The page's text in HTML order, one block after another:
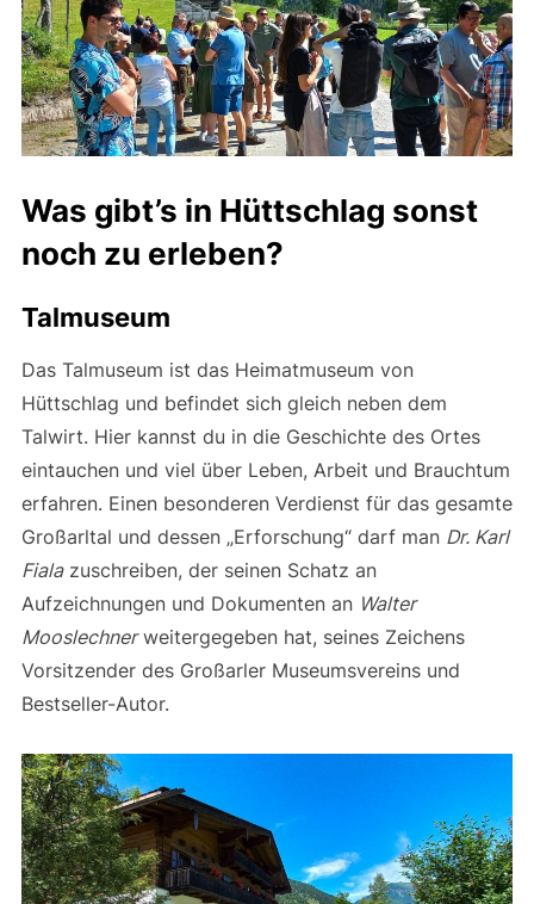
Was gibt’s in Hüttschlag sonst
noch zu erleben?
Talmuseum
Das Talmuseum ist das Heimatmuseum von
Hüttschlag und befindet sich gleich neben dem
Talwirt. Hier kannst du in die Geschichte des Ortes
eintauchen und viel über Leben, Arbeit und Brauchtum
erfahren. Einen besonderen Verdienst für das gesamte
Großarltal und dessen „Erforschung“ darf man Dr. Karl
Fialazuschreiben, der seinen Schatz an
Aufzeichnungen und Dokumenten an Walter
Mooslechnerweitergegeben hat, seines Zeichens
Vorsitzender des Großarler Museumsvereins und
Bestseller-Autor.